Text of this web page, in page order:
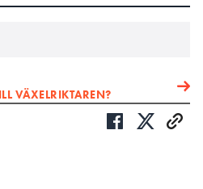
VÄXELRIKTAREN?